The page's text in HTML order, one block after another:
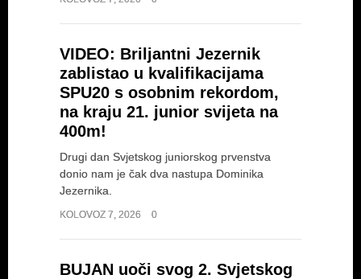
VIDEO: Briljantni Jezernik
zablistao u kvalifikacijama
SPU20 s osobnim rekordom,
na kraju 21. junior svijeta na
400m!
Drugi dan Svjetskog juniorskog prvenstva
donio nam je čak dva nastupa Dominika
Jezernika.
KOLOVOZ 7, 2026 0
BUJAN uoči svog 2. Svjetskog